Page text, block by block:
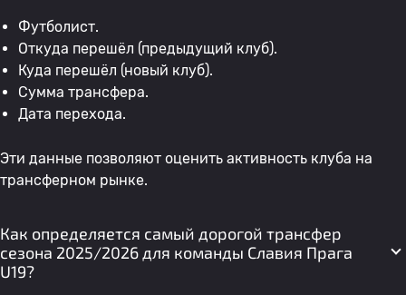
Футболист.
Откуда перешёл (предыдущий клуб).
Куда перешёл (новый клуб).
Сумма трансфера.
Дата перехода.
Эти данные позволяют оценить активность клуба на
трансферном рынке.
Как определяется самый дорогой трансфер
сезона 2025/2026 для команды Славия Прага
U19?